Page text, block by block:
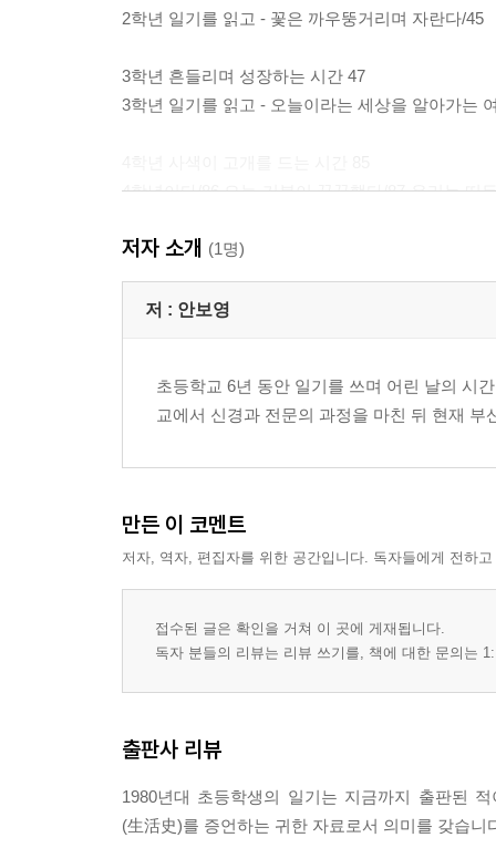
2학년 일기를 읽고 - 꽃은 까우뚱거리며 자란다/45
3학년 흔들리며 성장하는 시간 47
3학년 일기를 읽고 - 오늘이라는 세상을 알아가는
4학년이다/86 오늘 기분이 꿀꿀했다/87 우리는 떠
언니/98 기분 나빴다/99 달리기 연습/100 제24회
피아노/104 ‘가을길’은 가을같이/105 벌써 겨
공부에는 휴식이 필요하다/108 시험치는 날/109
5학년 내 눈에 비친 세상 121
최후/140 농촌의 하루/141 야채수프/142 이솝
보면서/147 개학/148 공부 시간/149 큰바위얼굴/
실과 실습, 음식 만들기/155 야구 구경/156 학급
아카시아/162 바닷가에서/163 톰 소여의 모험/
지루한 수업/169
6학년 어린이에서 청소년으로 175
돌았으면/181 까치를 보면 정말 재수가 좋을까?/
많다/185 대단한 결심/186 시험이 없는 나라/
저자 소개 (1명)
저 : 안보영
초등학교 6년 동안 일기를 쓰며 어린 날의 시
교에서 신경과 전문의 과정을 마친 뒤 현재
만든 이 코멘트
저자, 역자, 편집자를 위한 공간입니다. 독자들에게 전하
접수된 글은 확인을 거쳐 이 곳에 게재됩니다.
독자 분들의 리뷰는 리뷰 쓰기를, 책에 대한 문의는
출판사 리뷰
1980년대 초등학생의 일기는 지금까지 출판된
(生活史)를 증언하는 귀한 자료로서 의미를 갖습니